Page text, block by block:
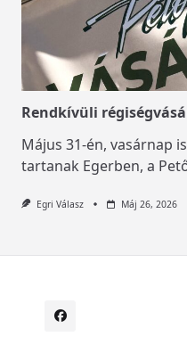
Rendkívüli
Május 31-én, vasárnap
tartanak Egerben, a
Egri Válasz Máj 26, 2026